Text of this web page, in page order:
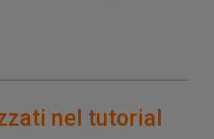
nel tutorial